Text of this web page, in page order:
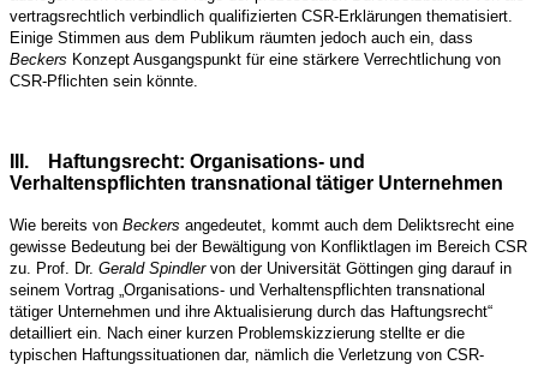
vertragsrechtlich verbindlich qualifizierten CSR-Erklärungen thematisiert.
Einige Stimmen aus dem Publikum räumten jedoch auch ein, dass
Beckers Konzept Ausgangspunkt für eine stärkere Verrechtlichung von
CSR-Pflichten sein könnte.
III.
Haftungsrecht: Organisations- und
Verhaltenspflichten transnational tätiger Unternehmen
Wie bereits von Beckers angedeutet, kommt auch dem Deliktsrecht eine
gewisse Bedeutung bei der Bewältigung von Konfliktlagen im Bereich CSR
zu. Prof. Dr. Gerald Spindlervon der Universität Göttingen ging darauf in
seinem Vortrag „Organisations- und Verhaltenspflichten transnational
tätiger Unternehmen und ihre Aktualisierung durch das Haftungsrecht“
detailliert ein. Nach einer kurzen Problemskizzierung stellte er die
typischen Haftungssituationen dar, nämlich die Verletzung von CSR-